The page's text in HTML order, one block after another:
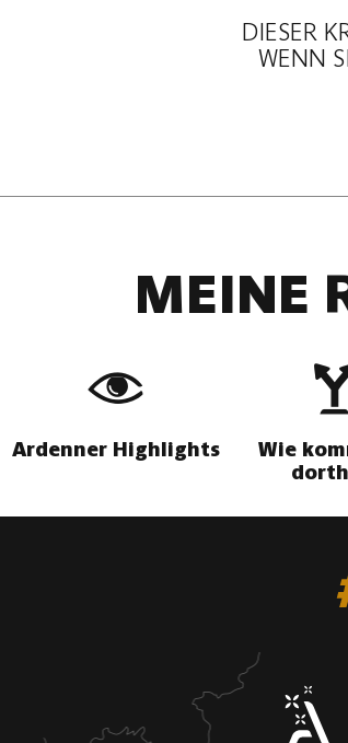
DIESER
WENN
MEINE
Ardenner Highlights
Wie